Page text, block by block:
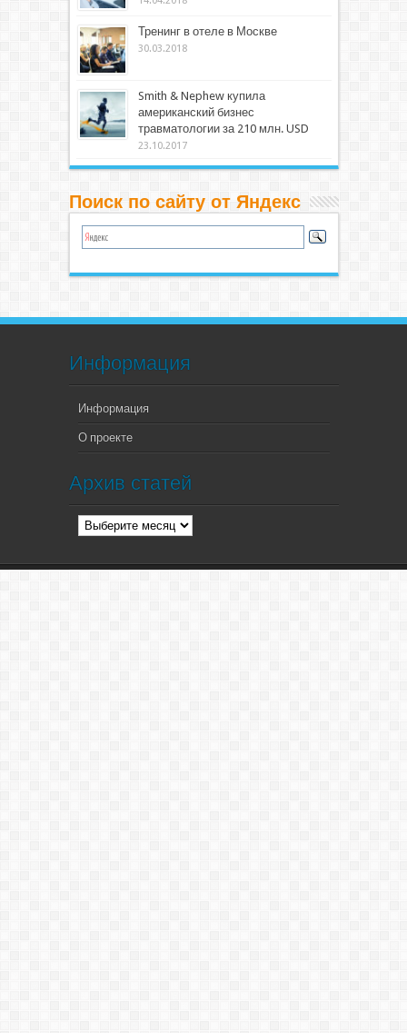
Тренинг в отеле в Москве
30.03.2018
Smith & Nephew купила
американский бизнес
травматологии за 210 млн. USD
23.10.2017
Поиск по сайту от Яндекс
Информация
Информация
О проекте
Архив статей
Архив
статей